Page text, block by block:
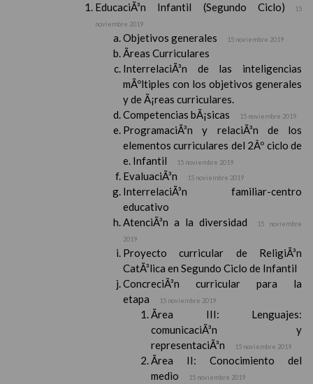
EducaciÃ³n Infantil (Segundo Ciclo)
15
noviembre 2019
Objetivos generales 15 noviembre 2019
Ãreas Curriculares
InterrelaciÃ³n de las inteligencias
mÃºltiples con los objetivos generales
y de Ã¡reas curriculares.
Competencias bÃ¡sicas
15 noviembre 2019
ProgramaciÃ³n y relaciÃ³n de los
elementos curriculares del 2Âº ciclo de
e. Infantil
15 noviembre 2019
EvaluaciÃ³n 15 noviembre 2019
InterrelaciÃ³n familiar-centro
educativo
AtenciÃ³n a la diversidad
15 noviembre
2019
Proyecto curricular de ReligiÃ³n
CatÃ³lica en Segundo Ciclo de Infantil
ConcreciÃ³n curricular para la
etapa
15 noviembre 2019
Ãrea III: Lenguajes:
comunicaciÃ³n y
representaciÃ³n
15 noviembre 2019
Ãrea II: Conocimiento del
medio
15 noviembre 2019